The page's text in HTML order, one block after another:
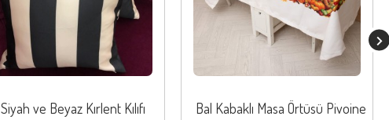
Siyah ve Beyaz Kırlent Kılıfı
Bal Kabaklı Masa Örtüsü Pivoine